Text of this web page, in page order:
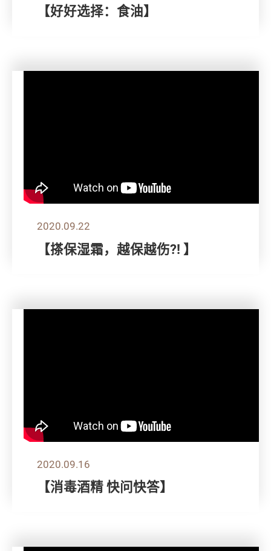
【好好选择：食油】
2020.09.22
【搽保湿霜，越保越伤?! 】
2020.09.16
【消毒酒精 快问快答】